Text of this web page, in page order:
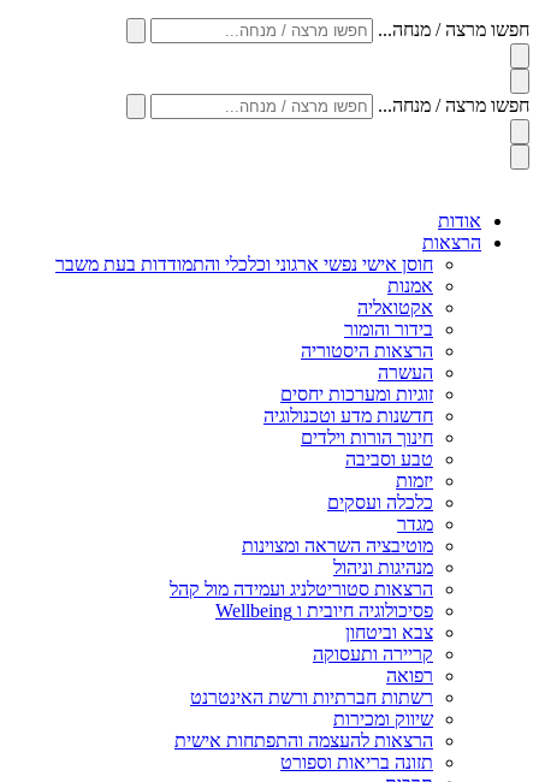
חפשו מרצה / מנחה...
חפשו מרצה / מנחה...
אודות
הרצאות
חוסן אישי נפשי ארגוני וכלכלי והתמודדות בעת משבר
אמנות
אקטואליה
בידור והומור
הרצאות היסטוריה
העשרה
זוגיות ומערכות יחסים
חדשנות מדע וטכנולוגיה
חינוך הורות וילדים
טבע וסביבה
יזמות
כלכלה ועסקים
מגדר
מוטיבציה השראה ומצוינות
מנהיגות וניהול
הרצאות סטוריטלניג ועמידה מול קהל
פסיכולוגיה חיובית ו Wellbeing
צבא וביטחון
קריירה ותעסוקה
רפואה
רשתות חברתיות ורשת האינטרנט
שיווק ומכירות
הרצאות להעצמה והתפתחות אישית
תזונה בריאות וספורט